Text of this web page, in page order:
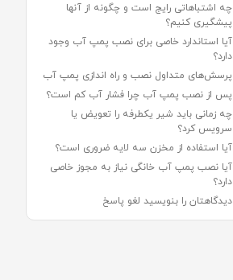
چه اشتباهاتی رایج است و چگونه از آنها
پیشگیری کنیم؟
آیا استاندارد خاصی برای نصب پمپ آب وجود
دارد؟
پرسش‌های متداول نصب و راه اندازی پمپ آب
پس از نصب پمپ آب چرا فشار آب کم است؟
چه زمانی باید شیر یکطرفه را تعویض یا
سرویس کرد؟
آیا استفاده از مخزن سه لایه ضروری است؟
آیا نصب پمپ آب خانگی نیاز به مجوز خاصی
دارد؟
دیدگاهتان را بنویسید لغو پاسخ